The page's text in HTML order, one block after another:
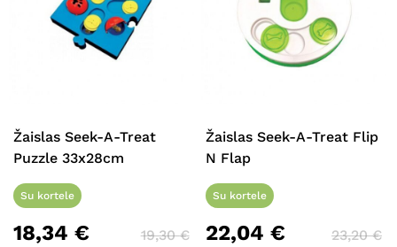
Žaislas Seek-A-Treat
Puzzle 33x28cm
Su kortele
18,34 € 19,30€
Žaislas Seek-A-Treat Flip
N Flap
Su kortele
22,04€ 23,20€